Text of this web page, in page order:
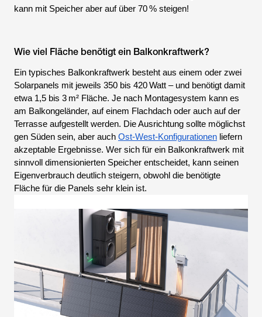
kann mit Speicher aber auf über 70 % steigen!
Wie viel Fläche benötigt ein Balkonkraftwerk?
Ein typisches Balkonkraftwerk besteht aus einem oder zwei
Solarpanels mit jeweils 350 bis 420 Watt – und benötigt damit
etwa 1,5 bis 3 m² Fläche. Je nach Montagesystem kann es
am Balkongeländer, auf einem Flachdach oder auch auf der
Terrasse aufgestellt werden. Die Ausrichtung sollte möglichst
gen Süden sein, aber auch Ost-West-Konfigurationen liefern
akzeptable Ergebnisse. Wer sich für ein Balkonkraftwerk mit
sinnvoll dimensionierten Speicher entscheidet, kann seinen
Eigenverbrauch deutlich steigern, obwohl die benötigte
Fläche für die Panels sehr klein ist.